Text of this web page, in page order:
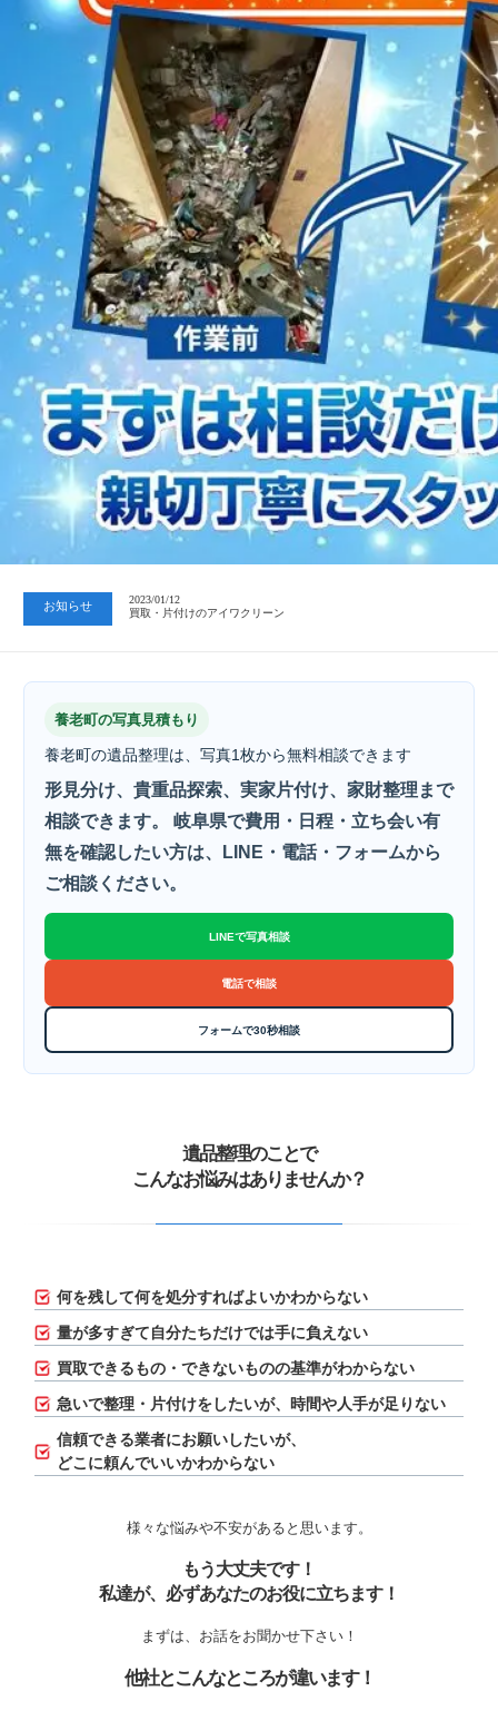
お知らせ
2023/01/12
買取・片付けのアイワクリーン
2023/07/24
中日新聞 岐阜版「空き家対策SOS」コーナーに掲載いただきまし…
2023/01/12
買取・片付けのアイワクリーン
中日新聞 岐阜版「空き家対策SOS」コーナーに掲載いただきまし…
養老町の写真見積もり
養老町の遺品整理は、写真1枚から無料相談できます
形見分け、貴重品探索、実家片付け、家財整理まで
相談できます。 岐阜県で費用・日程・立ち会い有
無を確認したい方は、LINE・電話・フォームから
ご相談ください。
LINEで写真相談
電話で相談
フォームで30秒相談
遺品整理のことで
こんなお悩みはありませんか？
何を残して何を処分すればよいかわからない
量が多すぎて自分たちだけでは手に負えない
買取できるもの・できないものの基準がわからない
急いで整理・片付けをしたいが、 時間や人手が足りない
信頼できる業者にお願いしたいが、
どこに頼んでいいかわからない
様々な悩みや不安があると思います。
もう大丈夫です！
私達が、必ずあなたのお役に立ちます！
まずは、お話をお聞かせ下さい！
他社とこんなところが違います！